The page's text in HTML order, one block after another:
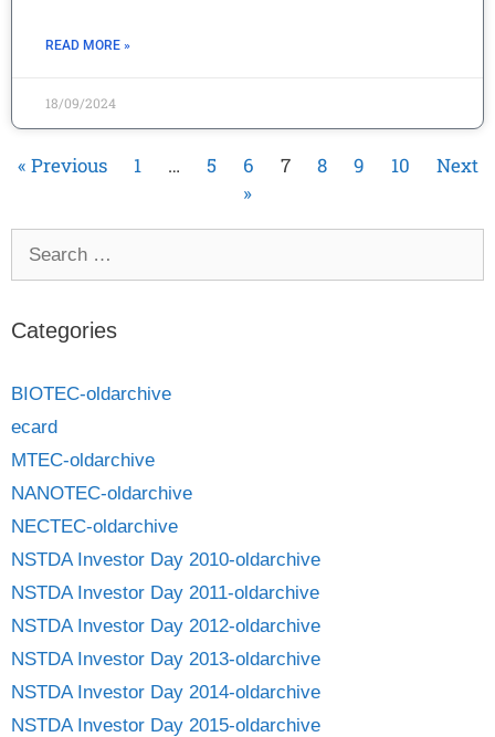
READ MORE »
18/09/2024
« Previous 1 … 5 6 7 8 9 10
Next
»
Categories
BIOTEC-oldarchive
ecard
MTEC-oldarchive
NANOTEC-oldarchive
NECTEC-oldarchive
NSTDA Investor Day 2010-oldarchive
NSTDA Investor Day 2011-oldarchive
NSTDA Investor Day 2012-oldarchive
NSTDA Investor Day 2013-oldarchive
NSTDA Investor Day 2014-oldarchive
NSTDA Investor Day 2015-oldarchive